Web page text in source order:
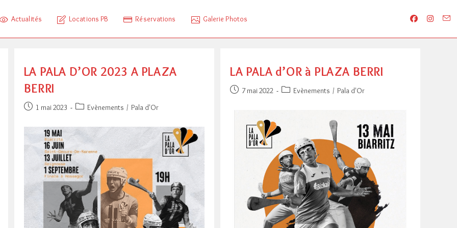
Actualités Locations PB Réservations Galerie Photos
LA PALA D’OR 2023 A PLAZA
BERRI
Publication
1 mai 2023
PostEvènements / Pala d'Or
LA PALA d’OR à PLAZA BERRI
Publication
7 mai 2022
PostEvènements / Pala d'Or